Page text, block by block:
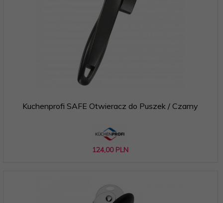
Kuchenprofi SAFE Otwieracz do Puszek / Czarny
124,00 PLN